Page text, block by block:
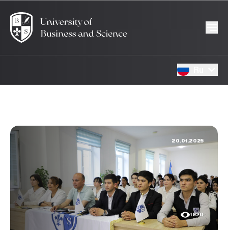
20.01.2025
1920